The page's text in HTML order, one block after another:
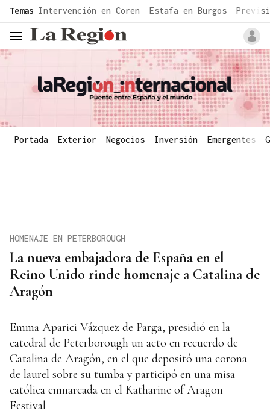
common.go-to-content
Temas Intervención en Coren Estafa en Burgos
header.menu.open
Portada Exterior Negocios Inversión Emergentes
La nueva embajadora de España en el
Reino Unido rinde homenaje a Catalina de
Aragón
HOMENAJE EN PETERBOROUGH
Emma Aparici Vázquez de Parga, presidió en la
catedral de Peterborough un acto en recuerdo de
Catalina de Aragón, en el que depositó una corona
de laurel sobre su tumba y participó en una misa
católica enmarcada en el Katharine of Aragon
Festival